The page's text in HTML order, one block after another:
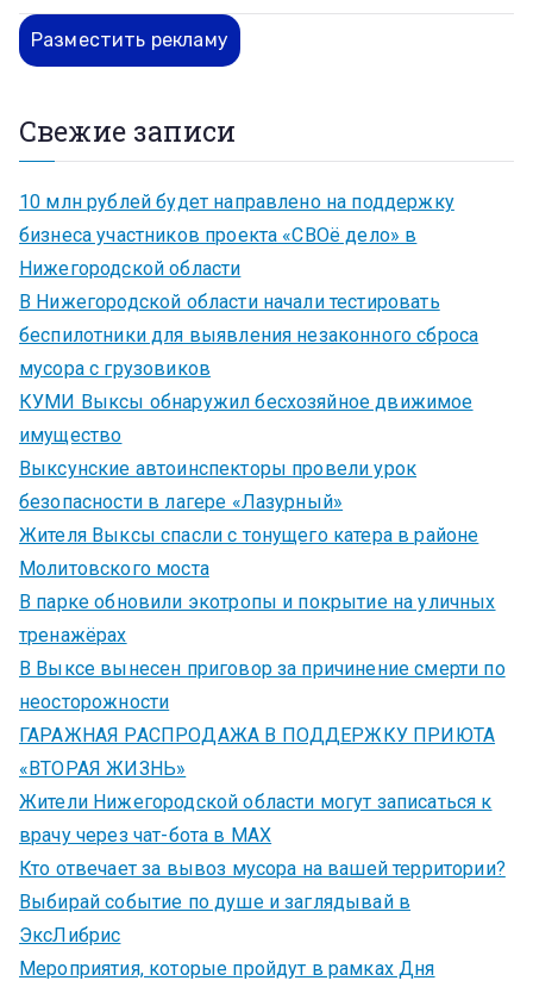
Разместить рекламу
Свежие записи
10 млн рублей будет направлено на поддержку
бизнеса участников проекта «СВОё дело» в
Нижегородской области
В Нижегородской области начали тестировать
беспилотники для выявления незаконного сброса
мусора с грузовиков
КУМИ Выксы обнаружил бесхозяйное движимое
имущество
Выксунские автоинспекторы провели урок
безопасности в лагере «Лазурный»
Жителя Выксы спасли с тонущего катера в районе
Молитовского моста
В парке обновили экотропы и покрытие на уличных
тренажёрах
В Выксе вынесен приговор за причинение смерти по
неосторожности
ГАРАЖНАЯ РАСПРОДАЖА В ПОДДЕРЖКУ ПРИЮТА
«ВТОРАЯ ЖИЗНЬ»
Жители Нижегородской области могут записаться к
врачу через чат-бота в MAX
Кто отвечает за вывоз мусора на вашей территории?
Выбирай событие по душе и заглядывай в
ЭксЛибрис
Мероприятия, которые пройдут в рамках Дня